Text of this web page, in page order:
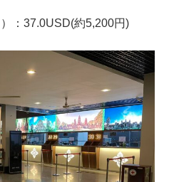
：37.0USD(約5,200円)